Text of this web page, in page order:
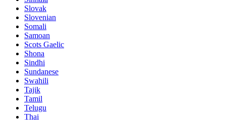
Slovak
Slovenian
Somali
Samoan
Scots Gaelic
Shona
Sindhi
Sundanese
Swahili
Tajik
Tamil
Telugu
Thai